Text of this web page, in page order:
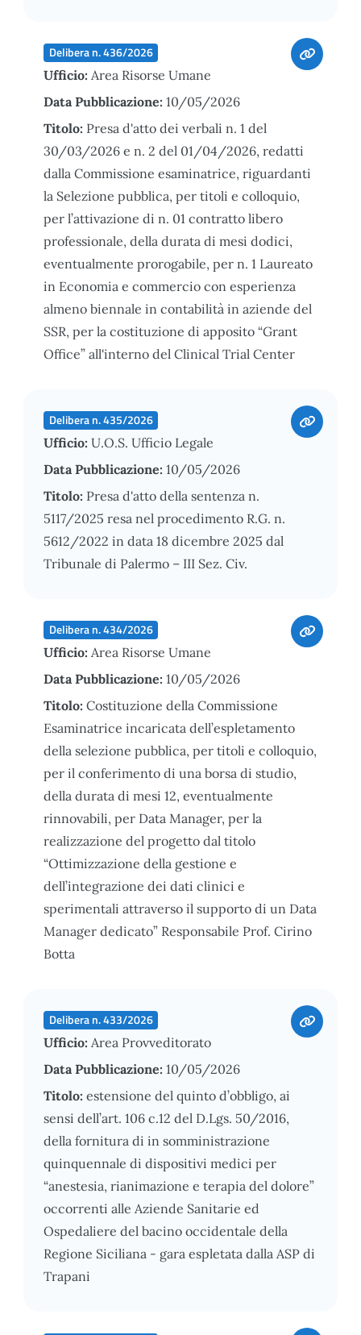
Delibera n. 436/2026
Ufficio: Area Risorse Umane
Data Pubblicazione: 10/05/2026
Titolo: Presa d'atto dei verbali n. 1 del
30/03/2026 e n. 2 del 01/04/2026, redatti
dalla Commissione esaminatrice, riguardanti
la Selezione pubblica, per titoli e colloquio,
per l’attivazione di n. 01 contratto libero
professionale, della durata di mesi dodici,
eventualmente prorogabile, per n. 1 Laureato
in Economia e commercio con esperienza
almeno biennale in contabilità in aziende del
SSR, per la costituzione di apposito “Grant
Office” all'interno del Clinical Trial Center
Delibera n. 435/2026
Ufficio: U.O.S. Ufficio Legale
Data Pubblicazione: 10/05/2026
Titolo: Presa d'atto della sentenza n.
5117/2025 resa nel procedimento R.G. n.
5612/2022 in data 18 dicembre 2025 dal
Tribunale di Palermo – III Sez. Civ.
Delibera n. 434/2026
Ufficio: Area Risorse Umane
Data Pubblicazione: 10/05/2026
Titolo: Costituzione della Commissione
Esaminatrice incaricata dell’espletamento
della selezione pubblica, per titoli e colloquio,
per il conferimento di una borsa di studio,
della durata di mesi 12, eventualmente
rinnovabili, per Data Manager, per la
realizzazione del progetto dal titolo
“Ottimizzazione della gestione e
dell’integrazione dei dati clinici e
sperimentali attraverso il supporto di un Data
Manager dedicato” Responsabile Prof. Cirino
Botta
Delibera n. 433/2026
Ufficio: Area Provveditorato
Data Pubblicazione: 10/05/2026
Titolo: estensione del quinto d’obbligo, ai
sensi dell’art. 106 c.12 del D.Lgs. 50/2016,
della fornitura di in somministrazione
quinquennale di dispositivi medici per
“anestesia, rianimazione e terapia del dolore”
occorrenti alle Aziende Sanitarie ed
Ospedaliere del bacino occidentale della
Regione Siciliana - gara espletata dalla ASP di
Trapani